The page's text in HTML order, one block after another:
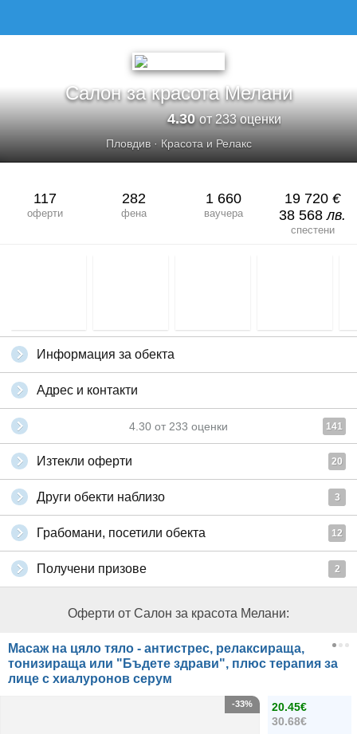
Салон за красота Мелани
4.30от 233 оценки
Пловдив· Красота и Релакс
117
оферти
282
фена
1 660
ваучера
19 720 €
38 568лв.
спестени
Информация за обекта
Адрес и контакти
4.30 от 233 оценки 141
Изтекли оферти 20
Други обекти наблизо 3
Грабомани, посетили обекта 12
Получени призове 2
Оферти от Салон за красота Мелани:
Масаж на цяло тяло - антистрес, релаксираща,
тонизираща или "Бъдете здрави", плюс терапия за
лице с хиалуронов серум
20.45€
30.68€
-33%